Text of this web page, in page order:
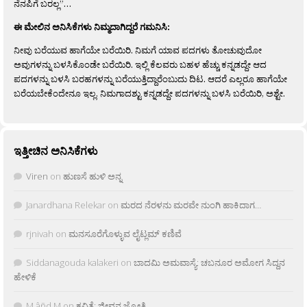
ನೆನಪಿಗೆ ಬರಲ್ಲ”…
ಈ ಮೇಲಿನ ಅನಿಸಿಕೆಗಳು ನಿಮ್ಮದಾಗಿದ್ದರೆ ಗಮನಿಸಿ:
ನೀವು ಬರೆಯುವ ಹಾಗೆಯೇ ಬರೆಯಿರಿ. ನಿಮಗೆ ಯಾವ ಪದಗಳು ತೋಚುವುದೋ
ಅವುಗಳನ್ನು ಬಳಸಿಕೊಂಡೇ ಬರೆಯಿರಿ. ಇಲ್ಲಿ ಕೆಲವರು ಬಹಳ ಹೆಚ್ಚು ಕನ್ನಡದ್ದೇ ಆದ
ಪದಗಳನ್ನು ಬಳಸಿ ಬರಹಗಳನ್ನು ಬರೆಯುತ್ತಿದ್ದಾರೆಂಬುದು ದಿಟ. ಆದರೆ ಎಲ್ಲರೂ ಹಾಗೆಯೇ
ಬರೆಯಬೇಕೆಂದೇನೂ ಇಲ್ಲ. ನಿಮಗಾದಶ್ಟು ಕನ್ನಡದ್ದೇ ಪದಗಳನ್ನು ಬಳಸಿ ಬರೆಯಿರಿ, ಅಶ್ಟೇ.
ಇತ್ತೀಚಿನ ಅನಿಸಿಕೆಗಳು
Viren on ಹುಣಸೆ ಹುಳಿ ಅನ್ನ
Janardhana Relekar on ಮರದ ನೆರಳನು ಮರವೇ ನುಂಗಿ ಹಾಕಿದಾಗ…
rjnivah on ಮನಸೂರೆಗೊಳ್ಳುವ ಲೈಟ್ಲಮ್ ಕಣಿವೆ
Siddanagouda kalakeri on ಬಾದಮಿ ಅಮವಾಸ್ಯೆ: ಚಬನೂರ ಅಮೋಗ ಸಿದ್ದನ
ಹೇಳಿಕೆ